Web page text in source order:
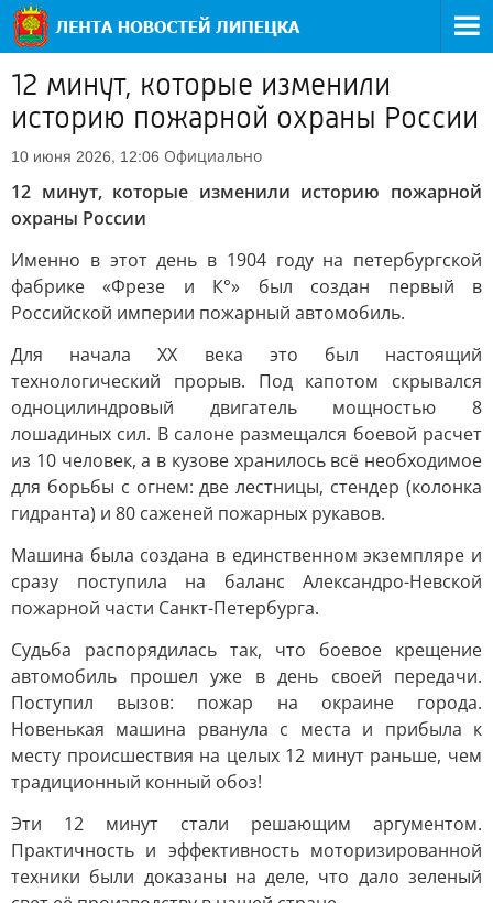
12 минут, которые изменили
историю пожарной охраны России
10 июня 2026, 12:06 Официально
12 минут, которые изменили историю пожарной
охраны России
Именно в этот день в 1904 году на петербургской
фабрике «Фрезе и К°» был создан первый в
Российской империи пожарный автомобиль.
Для начала XX века это был настоящий
технологический прорыв. Под капотом скрывался
одноцилиндровый двигатель мощностью 8
лошадиных сил. В салоне размещался боевой расчет
из 10 человек, а в кузове хранилось всё необходимое
для борьбы с огнем: две лестницы, стендер (колонка
гидранта) и 80 саженей пожарных рукавов.
Машина была создана в единственном экземпляре и
сразу поступила на баланс Александро-Невской
пожарной части Санкт-Петербурга.
Судьба распорядилась так, что боевое крещение
автомобиль прошел уже в день своей передачи.
Поступил вызов: пожар на окраине города.
Новенькая машина рванула с места и прибыла к
месту происшествия на целых 12 минут раньше, чем
традиционный конный обоз!
Эти 12 минут стали решающим аргументом.
Практичность и эффективность моторизированной
техники были доказаны на деле, что дало зеленый